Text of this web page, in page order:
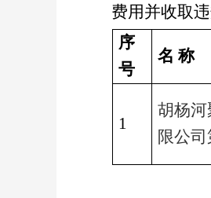
费用并收取
序
号
名 称
1
胡杨
限公司